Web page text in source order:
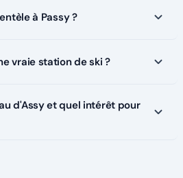
à Passy ?
vraie station de ski ?
d'Assy et quel intérêt pour